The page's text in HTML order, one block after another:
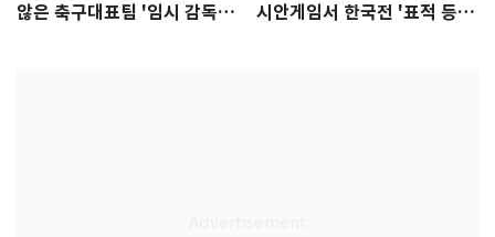
않은 축구대표팀 '임시 감독'
시안게임서 한국전 '표적 등